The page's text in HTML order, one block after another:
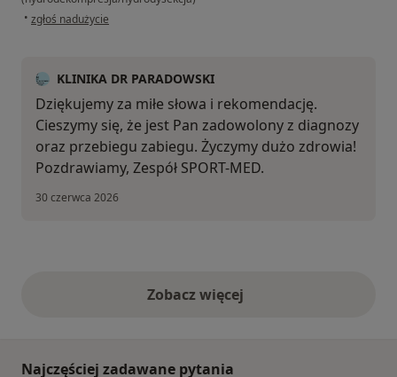
• w opinii użytkownika Michał
zgłoś nadużycie
KLINIKA DR PARADOWSKI
Dziękujemy za miłe słowa i rekomendację.
Cieszymy się, że jest Pan zadowolony z diagnozy
oraz przebiegu zabiegu. Życzymy dużo zdrowia!
Pozdrawiamy, Zespół SPORT-MED.
30 czerwca 2026
Zobacz więcejopinie powyżej
Najczęściej zadawane pytania